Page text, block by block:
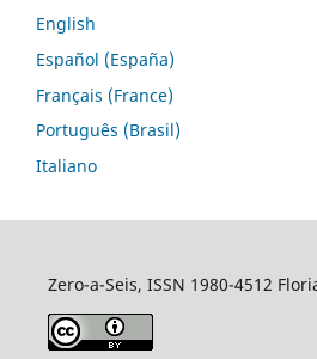
English
Español (España)
Français (France)
Português (Brasil)
Italiano
Zero-a-Seis, ISSN 1980-4512